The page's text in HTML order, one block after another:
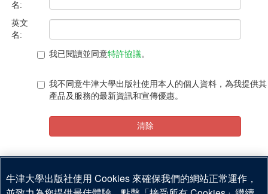
名:
英文
名:
我已閱讀並同意特許協議。
我不同意牛津大學出版社使用本人的個人資料，為我提供其
產品及服務的最新資訊和宣傳優惠。
清除
牛津大學出版社使用 Cookies 來確保我們的網站正常運作，